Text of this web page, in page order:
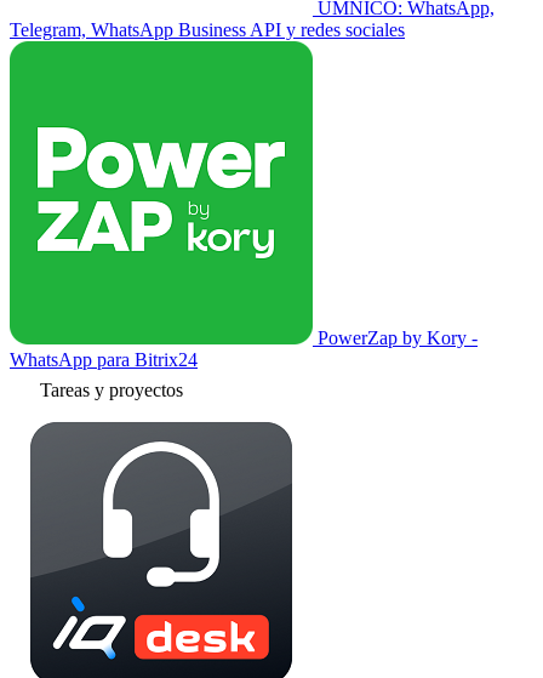
UMNICO: WhatsApp,
Telegram, WhatsApp Business API y redes sociales
PowerZap by Kory -
WhatsApp para Bitrix24
Tareas y proyectos